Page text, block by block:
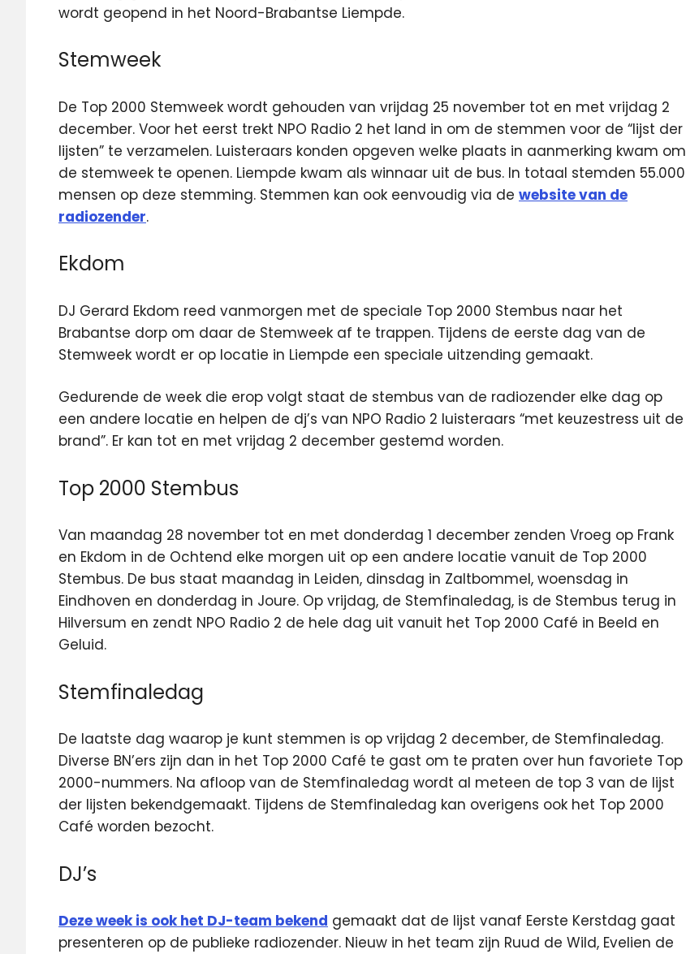
wordt geopend in het Noord-Brabantse Liempde.
Stemweek
De Top 2000 Stemweek wordt gehouden van vrijdag 25 november tot en met vrijdag 2
december. Voor het eerst trekt NPO Radio 2 het land in om de stemmen voor de “lijst der
lijsten” te verzamelen. Luisteraars konden opgeven welke plaats in aanmerking kwam om
de stemweek te openen. Liempde kwam als winnaar uit de bus. In totaal stemden 55.000
mensen op deze stemming. Stemmen kan ook eenvoudig via de website van de
radiozender.
Ekdom
DJ Gerard Ekdom reed vanmorgen met de speciale Top 2000 Stembus naar het
Brabantse dorp om daar de Stemweek af te trappen. Tijdens de eerste dag van de
Stemweek wordt er op locatie in Liempde een speciale uitzending gemaakt.
Gedurende de week die erop volgt staat de stembus van de radiozender elke dag op
een andere locatie en helpen de dj’s van NPO Radio 2 luisteraars “met keuzestress uit de
brand”. Er kan tot en met vrijdag 2 december gestemd worden.
Top 2000 Stembus
Van maandag 28 november tot en met donderdag 1 december zenden Vroeg op Frank
en Ekdom in de Ochtend elke morgen uit op een andere locatie vanuit de Top 2000
Stembus. De bus staat maandag in Leiden, dinsdag in Zaltbommel, woensdag in
Eindhoven en donderdag in Joure. Op vrijdag, de Stemfinaledag, is de Stembus terug in
Hilversum en zendt NPO Radio 2 de hele dag uit vanuit het Top 2000 Café in Beeld en
Geluid.
Stemfinaledag
De laatste dag waarop je kunt stemmen is op vrijdag 2 december, de Stemfinaledag.
Diverse BN’ers zijn dan in het Top 2000 Café te gast om te praten over hun favoriete Top
2000-nummers. Na afloop van de Stemfinaledag wordt al meteen de top 3 van de lijst
der lijsten bekendgemaakt. Tijdens de Stemfinaledag kan overigens ook het Top 2000
Café worden bezocht.
DJ’s
Deze week is ook het DJ-team bekend gemaakt dat de lijst vanaf Eerste Kerstdag gaat
presenteren op de publieke radiozender. Nieuw in het team zijn Ruud de Wild, Evelien de